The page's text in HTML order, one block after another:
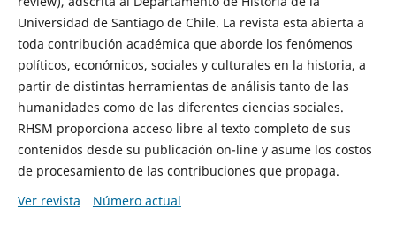
Universidad de Santiago de Chile. La revista esta abierta a
toda contribución académica que aborde los fenómenos
políticos, económicos, sociales y culturales en la historia, a
partir de distintas herramientas de análisis tanto de las
humanidades como de las diferentes ciencias sociales.
RHSM proporciona acceso libre al texto completo de sus
contenidos desde su publicación on-line y asume los costos
de procesamiento de las contribuciones que propaga.
Ver revista
Número actual